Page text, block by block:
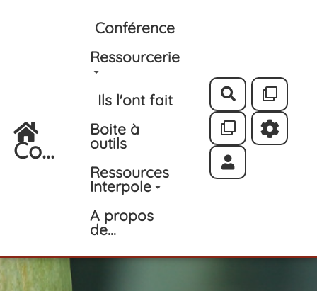
Aller au contenu principal
Co...
Conférence
Ressourcerie
Ils l'ont fait
Boite à
outils
Ressources
Interpole
A propos
de...
Rechercher